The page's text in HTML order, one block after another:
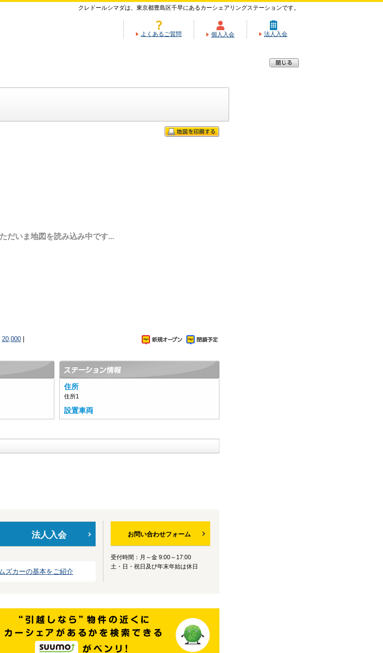
クレドールシマダは、東京都豊島区千早にあるカーシェアリングステーションです。
よくあるご質問 個人入会 法人入会
ただいま地図を読み込み中です...
20,000
住所
住所1
設置車両
法人入会
ズカーの基本をご紹介
お問い合わせフォーム
受付時間：月～金 9:00～17:00
土・日・祝日及び年末年始は休日